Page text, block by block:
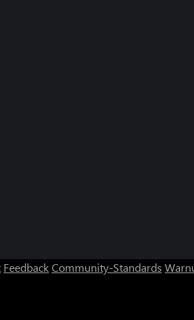
FeedbackCommunity-Standards